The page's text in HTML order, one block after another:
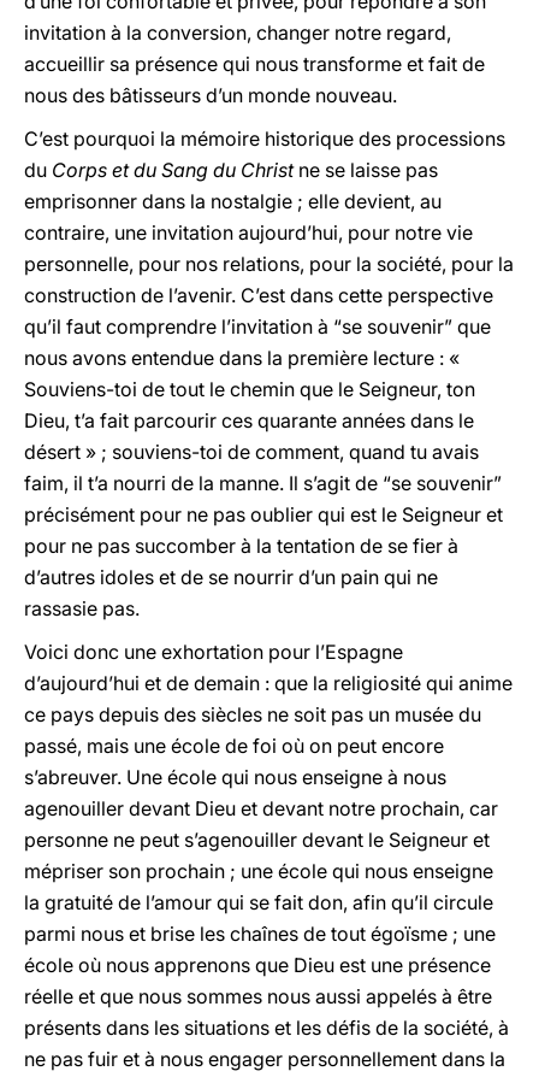
invitation à la conversion, changer notre regard,
accueillir sa présence qui nous transforme et fait de
nous des bâtisseurs d’un monde nouveau.
C’est pourquoi la mémoire historique des processions
du Corps et du Sang du Christne se laisse pas
emprisonner dans la nostalgie ; elle devient, au
contraire, une invitation aujourd’hui, pour notre vie
personnelle, pour nos relations, pour la société, pour la
construction de l’avenir. C’est dans cette perspective
qu’il faut comprendre l’invitation à “se souvenir” que
nous avons entendue dans la première lecture : «
Souviens-toi de tout le chemin que le Seigneur, ton
Dieu, t’a fait parcourir ces quarante années dans le
désert » ; souviens-toi de comment, quand tu avais
faim, il t’a nourri de la manne. Il s’agit de “se souvenir”
précisément pour ne pas oublier qui est le Seigneur et
pour ne pas succomber à la tentation de se fier à
d’autres idoles et de se nourrir d’un pain qui ne
rassasie pas.
Voici donc une exhortation pour l’Espagne
d’aujourd’hui et de demain : que la religiosité qui anime
ce pays depuis des siècles ne soit pas un musée du
passé, mais une école de foi où on peut encore
s’abreuver. Une école qui nous enseigne à nous
agenouiller devant Dieu et devant notre prochain, car
personne ne peut s’agenouiller devant le Seigneur et
mépriser son prochain ; une école qui nous enseigne
la gratuité de l’amour qui se fait don, afin qu’il circule
parmi nous et brise les chaînes de tout égoïsme ; une
école où nous apprenons que Dieu est une présence
réelle et que nous sommes nous aussi appelés à être
présents dans les situations et les défis de la société, à
ne pas fuir et à nous engager personnellement dans la